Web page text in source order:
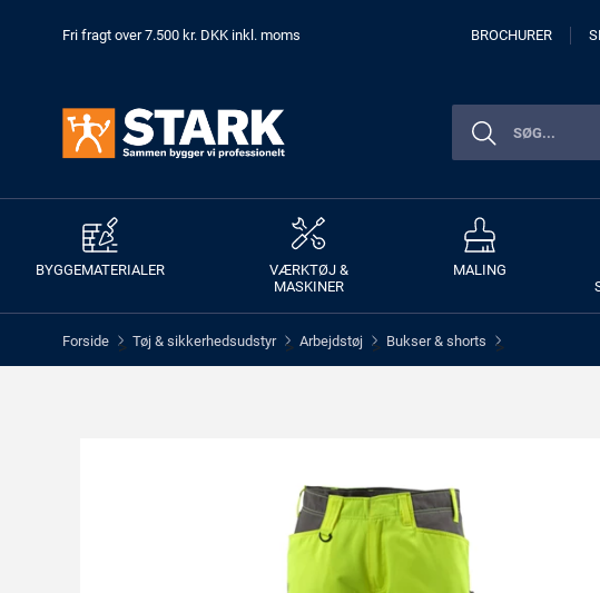
Fri fragt over 7.500 kr. DKK inkl. moms BROCHURER
BYGGEMATERIALER
VÆRKTØJ &
MASKINER
MALING
Forside > Tøj & sikkerhedsudstyr > Arbejdstøj > Bukser & shorts >